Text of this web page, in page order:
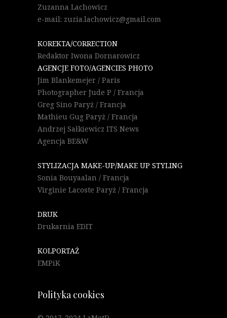
Zuzanna Lachowicz
e-mail: zuzia.lachowicz@gmail.com
KOREKTA/CORRECTION
Redaktor Iwona Dornarowicz
AGENCJE FOTO/AGENCIES PHOTO
Jim Blankemejer / Paris
Photographer Jude P / Francja
Greg Sino Paryż / Francja
Mathieu Gug Paryż / Francja
Andrzej Sałkiewicz ITS News
Agencja BE&W
STYLIZACJA MAKE-UP/MAKE UP STYLING
Sonia Bouyaalan / Francja
Virginie Lacoste Paryż / Francja
DRUK
Drukarnia EDIT
KOLPORTAŻ
EMPiK
Polityka cookies